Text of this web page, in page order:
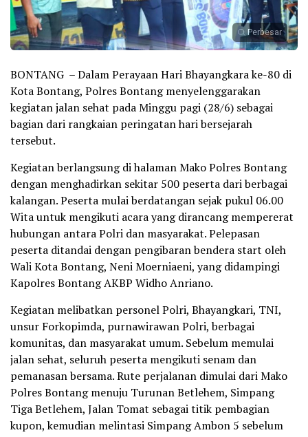
Perbesar
BONTANG – Dalam Perayaan Hari Bhayangkara ke-80 di
Kota Bontang, Polres Bontang menyelenggarakan
kegiatan jalan sehat pada Minggu pagi (28/6) sebagai
bagian dari rangkaian peringatan hari bersejarah
tersebut.
Kegiatan berlangsung di halaman Mako Polres Bontang
dengan menghadirkan sekitar 500 peserta dari berbagai
kalangan. Peserta mulai berdatangan sejak pukul 06.00
Wita untuk mengikuti acara yang dirancang mempererat
hubungan antara Polri dan masyarakat. Pelepasan
peserta ditandai dengan pengibaran bendera start oleh
Wali Kota Bontang, Neni Moerniaeni, yang didampingi
Kapolres Bontang AKBP Widho Anriano.
Kegiatan melibatkan personel Polri, Bhayangkari, TNI,
unsur Forkopimda, purnawirawan Polri, berbagai
komunitas, dan masyarakat umum. Sebelum memulai
jalan sehat, seluruh peserta mengikuti senam dan
pemanasan bersama. Rute perjalanan dimulai dari Mako
Polres Bontang menuju Turunan Betlehem, Simpang
Tiga Betlehem, Jalan Tomat sebagai titik pembagian
kupon, kemudian melintasi Simpang Ambon 5 sebelum